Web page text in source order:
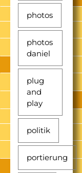
photos
photos
daniel
plug
and
play
politik
portierung